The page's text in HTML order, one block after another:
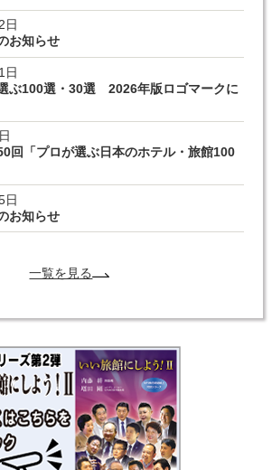
日
お知らせ
日
選ぶ100選・30選 2026年版ロゴマークに
回「プロが選ぶ日本のホテル・旅館100
日
お知らせ
一覧を見る